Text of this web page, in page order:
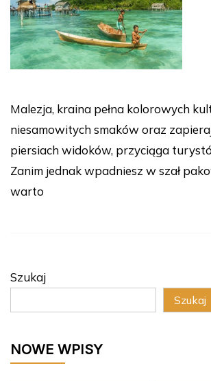
Malezja, kraina pełna kolorowych
niesamowitych smaków oraz
piersiach widoków, przyciąga
Zanim jednak wpadniesz w szał
warto
Szukaj
Szukaj
NOWE WPISY